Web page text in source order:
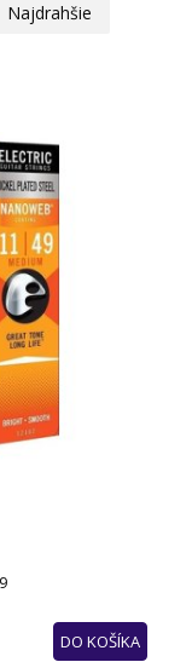
Najdrahšie
DO KOŠÍKA